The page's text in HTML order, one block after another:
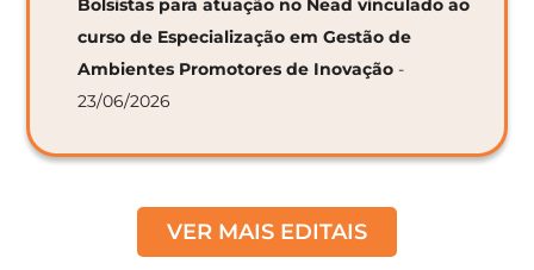
curso de Especialização em Gestão de
Ambientes Promotores de Inovação -
23/06/2026
VER MAIS EDITAIS